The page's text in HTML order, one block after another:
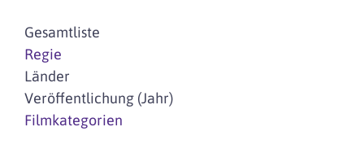
Gesamtliste
Regie
Länder
Veröffentlichung (Jahr)
Filmkategorien